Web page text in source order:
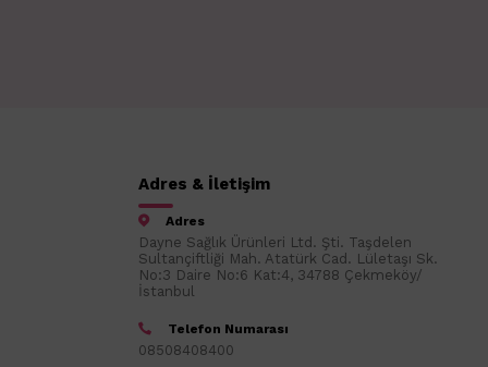
Adres & İletişim
Adres
Dayne Sağlık Ürünleri Ltd. Şti. Taşdelen
Sultançiftliği Mah. Atatürk Cad. Lületaşı Sk.
No:3 Daire No:6 Kat:4, 34788 Çekmeköy/
İstanbul
Telefon Numarası
08508408400